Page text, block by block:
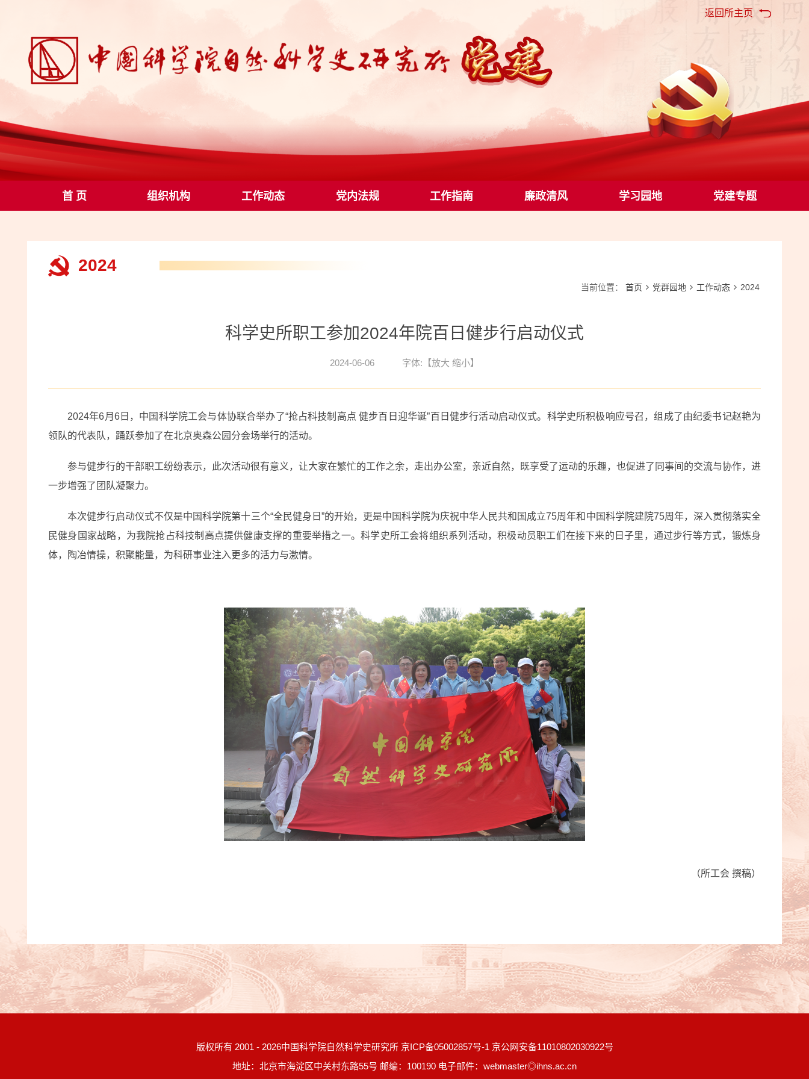
返回所主页
首 页 组织机构 工作动态 党内法规 工作指南 廉政清风 学习园地 党建专题
2024
当前位置： 首页 党群园地 工作动态 2024
科学史所职工参加2024年院百日健步行启动仪式
2024-06-06 字体:【放大 缩小】
2024年6月6日，中国科学院工会与体协联合举办了“抢占科技制高点 健步百日迎华诞”百日健步行活动启动仪式。科学史所积极响应号召，组成了由纪委书记赵艳为
领队的代表队，踊跃参加了在北京奥森公园分会场举行的活动。
参与健步行的干部职工纷纷表示，此次活动很有意义，让大家在繁忙的工作之余，走出办公室，亲近自然，既享受了运动的乐趣，也促进了同事间的交流与协作，进
一步增强了团队凝聚力。
本次健步行启动仪式不仅是中国科学院第十三个“全民健身日”的开始，更是中国科学院为庆祝中华人民共和国成立75周年和中国科学院建院75周年，深入贯彻落实全
民健身国家战略，为我院抢占科技制高点提供健康支撑的重要举措之一。科学史所工会将组织系列活动，积极动员职工们在接下来的日子里，通过步行等方式，锻炼身
体，陶冶情操，积聚能量，为科研事业注入更多的活力与激情。
（所工会 撰稿）
版权所有 2001 - 2026中国科学院自然科学史研究所 京ICP备05002857号-1 京公网安备11010802030922号
地址：北京市海淀区中关村东路55号 邮编：100190 电子邮件：webmaster◎ihns.ac.cn